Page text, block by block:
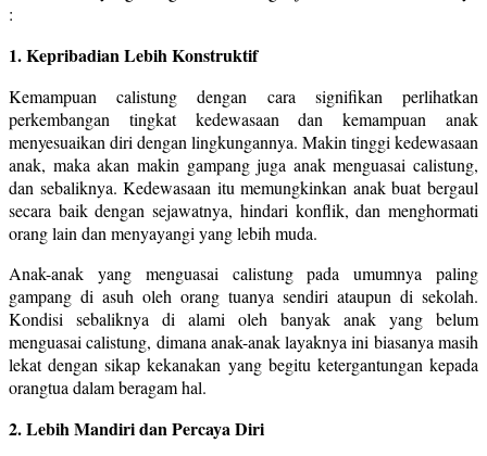
:
1. Kepribadian Lebih Konstruktif
Kemampuan calistung dengan cara signifikan perlihatkan
perkembangan tingkat kedewasaan dan kemampuan anak
menyesuaikan diri dengan lingkungannya. Makin tinggi kedewasaan
anak, maka akan makin gampang juga anak menguasai calistung,
dan sebaliknya. Kedewasaan itu memungkinkan anak buat bergaul
secara baik dengan sejawatnya, hindari konflik, dan menghormati
orang lain dan menyayangi yang lebih muda.
Anak-anak yang menguasai calistung pada umumnya paling
gampang di asuh oleh orang tuanya sendiri ataupun di sekolah.
Kondisi sebaliknya di alami oleh banyak anak yang belum
menguasai calistung, dimana anak-anak layaknya ini biasanya masih
lekat dengan sikap kekanakan yang begitu ketergantungan kepada
orangtua dalam beragam hal.
2. Lebih Mandiri dan Percaya Diri